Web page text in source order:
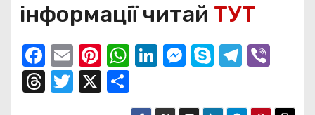
інформації читай ТУТ
F
a
c
E
m
ai
Pi
nt
er
W
h
a
Li
k
M
s
S
y
T
e
Vi
er
T T X П
о